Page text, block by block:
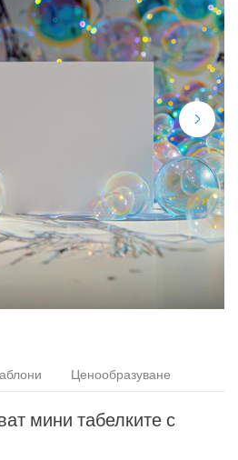
Ценообразуване
мини табелките с